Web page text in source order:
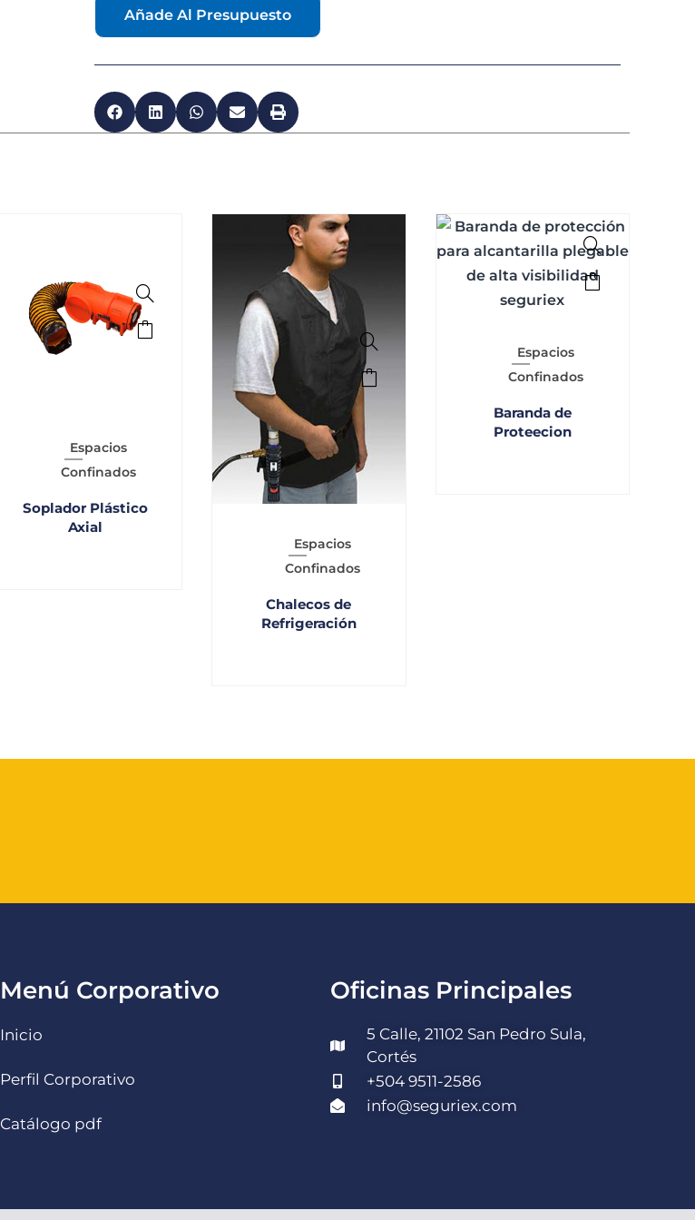
Añade Al Presupuesto
Espacios
Confinados
Soplador Plástico
Axial
Espacios
Confinados
Chalecos de
Refrigeración
Espacios
Confinados
Baranda de
Proteecion
Menú Corporativo
Inicio
Perfil Corporativo
Catálogo pdf
Oficinas Principales
5 Calle, 21102 San Pedro Sula,
Cortés
+504 9511-2586
info@seguriex.com